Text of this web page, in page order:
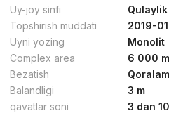
dan11 mln /m²
Uy-joy sinfi
Qulaylik
Topshirish muddati
2019-
Uyni yozing
Monolit
Complex area
6 000
Bezatish
Balandligi
3 m
qavatlar soni
3 dan 10